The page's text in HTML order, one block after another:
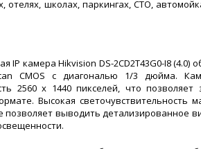
отелях, школах, паркингах, СТО,
IP камера Hikvision DS-2CD2T43G0-I8 (4.0)
CMOS с диагональю 1/3 дюйма.
2560 x 1440 пикселей, что позволяет
Высокая светочувствительность
позволяет выводить детализированное